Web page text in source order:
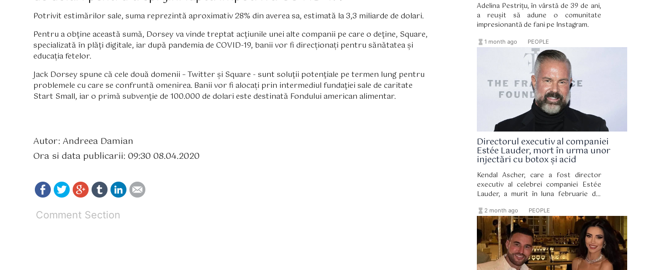
Potrivit estimărilor sale, suma reprezintă aproximativ 28% din averea sa, estimată la 3,3 miliarde de dolari.
Pentru a obţine această sumă, Dorsey va vinde treptat acţiunile unei alte companii pe care o deţine, Square,
specializată în plăţi digitale, iar după pandemia de COVID-19, banii vor fi direcționați pentru sănătatea și
educația fetelor.
Jack Dorsey spune că cele două domenii – Twitter și Square - sunt soluţii potenţiale pe termen lung pentru
problemele cu care se confruntă omenirea. Banii vor fi alocați prin intermediul fundaţiei sale de caritate
Start Small, iar o primă subvenţie de 100.000 de dolari este destinată Fondului american alimentar.
Autor: Andreea Damian
Ora si data publicarii: 09:30 08.04.2020
Comment Section
Adelina Pestrițu, în vârstă de 39 de ani,
a reușit să adune o comunitate
impresionantă de fani pe Instagram.
hourglass_full 1 month ago PEOPLE
Directorul executiv al companiei
Estée Lauder, mort în urma unor
injectări cu botox și acid
Kendal Ascher, care a fost director
executiv al celebrei companiei Estée
Lauder, a murit în luna februarie din
acute provocate de o embolie
pulmonară cauzată de material străin
introdus în urma unor injecții cu fillere
cosmetice.
hourglass_full 2 month ago PEOPLE